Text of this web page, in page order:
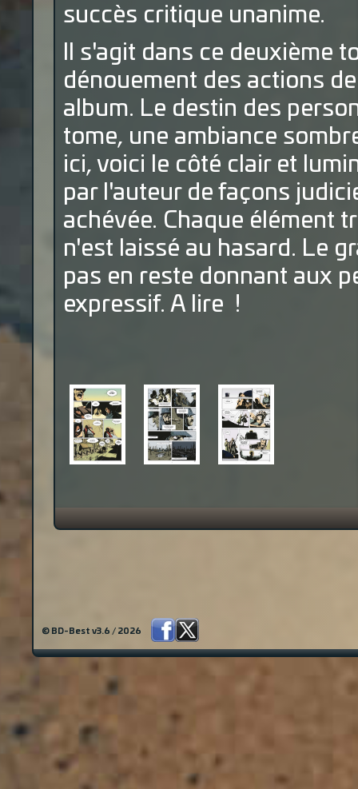
succès critique unanime.
Il s'agit dans ce deuxième
dénouement des actions
album. Le destin des
tome, une ambiance
ici, voici le côté clair et
par l'auteur de façons
achévée. Chaque élément
n'est laissé au hasard. Le
pas en reste donnant aux
expressif. A lire !
© BD-Best v3.6 / 2026